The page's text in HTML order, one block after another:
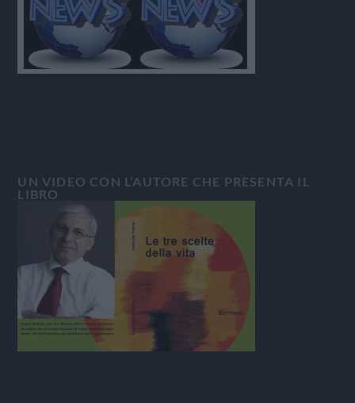
UN VIDEO CON L’AUTORE CHE PRESENTA IL
LIBRO